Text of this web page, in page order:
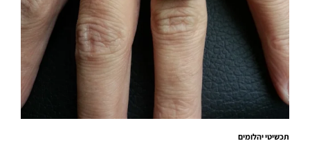
תכשיטי יהלומים